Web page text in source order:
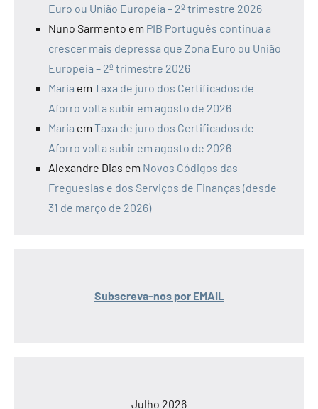
Euro ou União Europeia – 2º trimestre 2026
Nuno Sarmento em PIB Português continua a
crescer mais depressa que Zona Euro ou União
Europeia – 2º trimestre 2026
Maria em Taxa de juro dos Certificados de
Aforro volta subir em agosto de 2026
Maria em Taxa de juro dos Certificados de
Aforro volta subir em agosto de 2026
Alexandre Dias em Novos Códigos das
Freguesias e dos Serviços de Finanças (desde
31 de março de 2026)
Subscreva-nos por EMAIL
Julho 2026